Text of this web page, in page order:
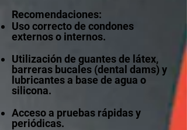
Recomendaciones:
Uso correcto de condones
externos o internos.
Utilización de guantes de látex,
barreras bucales (dental dams) y
lubricantes a base de agua o
silicona.
Acceso a pruebas rápidas y
periódicas.